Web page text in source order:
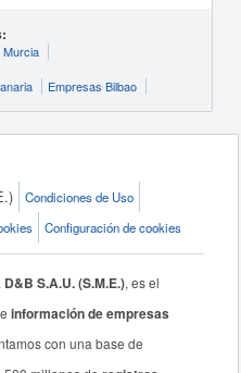
Murcia
Empresas Bilbao
Condiciones de Uso
Configuración de cookies
D&B S.A.U. (S.M.E.), es el
información de empresas
con una base de